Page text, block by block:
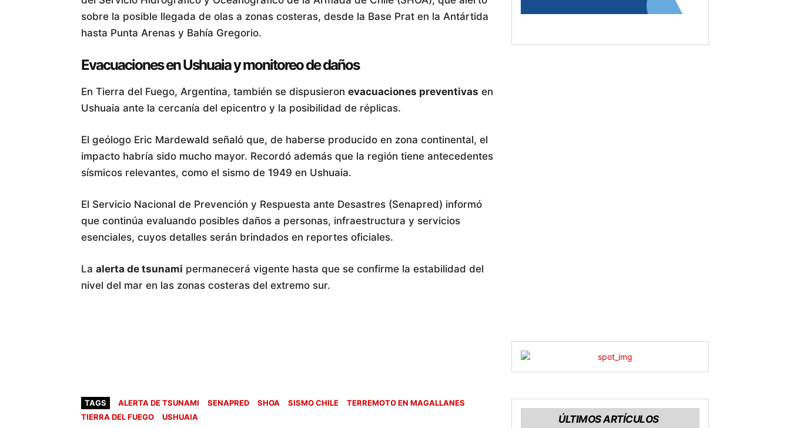
sobre la posible llegada de olas a zonas costeras, desde la Base Prat en la Antártida
hasta Punta Arenas y Bahía Gregorio.
Evacuaciones en Ushuaia y monitoreo de daños
En Tierra del Fuego, Argentina, también se dispusieron evacuaciones preventivas en
Ushuaia ante la cercanía del epicentro y la posibilidad de réplicas.
El geólogo Eric Mardewald señaló que, de haberse producido en zona continental, el
impacto habría sido mucho mayor. Recordó además que la región tiene antecedentes
sísmicos relevantes, como el sismo de 1949 en Ushuaia.
El Servicio Nacional de Prevención y Respuesta ante Desastres (Senapred) informó
que continúa evaluando posibles daños a personas, infraestructura y servicios
esenciales, cuyos detalles serán brindados en reportes oficiales.
La alerta de tsunami permanecerá vigente hasta que se confirme la estabilidad del
nivel del mar en las zonas costeras del extremo sur.
TAGS ALERTA DE TSUNAMI SENAPRED SHOA SISMO CHILE
TERREMOTO EN MAGALLANES
TIERRA DEL FUEGO
USHUAIA ÚLTIMOS ARTÍCULOS